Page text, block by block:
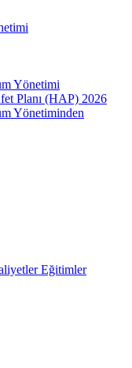
Yönetimi
Planı (HAP) 2026
Yönetiminden
Eğitimler